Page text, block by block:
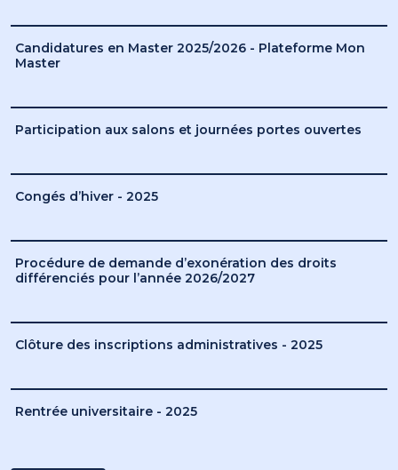
Candidatures en Master 2025/2026 - Plateforme Mon
Master
Participation aux salons et journées portes ouvertes
Congés d’hiver - 2025
Procédure de demande d’exonération des droits
différenciés pour l’année 2026/2027
Clôture des inscriptions administratives - 2025
Rentrée universitaire - 2025